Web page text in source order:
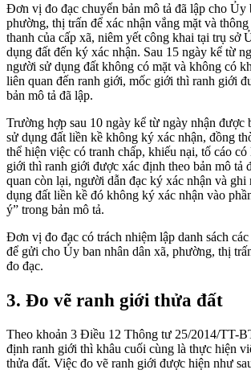
Đơn vị đo đạc chuyển bản mô tả đã lập cho Ủy
phường, thị trấn để xác nhận vắng mặt và
thanh của cấp xã, niêm yết công khai tại trụ sở
dụng đất đến ký xác nhận. Sau 15 ngày kể từ
người sử dụng đất không có mặt và không có
liên quan đến ranh giới, mốc giới thì ranh giới
bản mô tả đã lập.
Trường hợp sau 10 ngày kể từ ngày nhận được
sử dụng đất liền kề không ký xác nhận, đồng
thể hiện việc có tranh chấp, khiếu nại, tố cáo có
giới thì ranh giới được xác định theo bản mô tả
quan còn lại, người dẫn đạc ký xác nhận và
dụng đất liền kề đó không ký xác nhận vào
ý” trong bản mô tả.
Đơn vị đo đạc có trách nhiệm lập danh sách
để gửi cho Ủy ban nhân dân xã, phường, thị
đo đạc.
3. Đo vẽ ranh giới thửa đất
Theo khoản 3 Điều 12 Thông tư 25/2014/TT-
định ranh giới thì khâu cuối cùng là thực hiện
thửa đất. Việc đo vẽ ranh giới được hiện như